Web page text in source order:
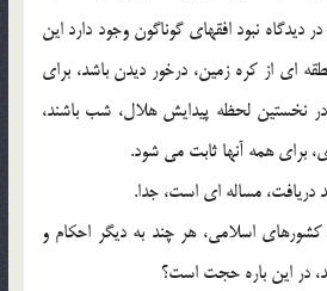
ديدگاه نبود افقهاي گوناگون وجود دارد اين
اي از كره زمين، درخور ديدن باشد، براي
نخستين لحظه پيدايش هلال، شب باشند،
براي همه آنها ثابت مي شود.
دريافت، مساله اي است، جدا.
اسلامي، هر چند به ديگر احكام و
در اين باره حجت است؟